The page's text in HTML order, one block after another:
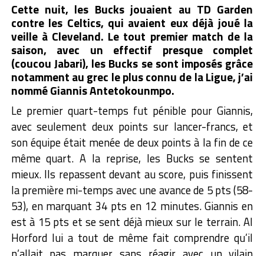
Cette nuit, les Bucks jouaient au TD Garden
contre les Celtics, qui avaient eux déjà joué la
veille à Cleveland. Le tout premier match de la
saison, avec un effectif presque complet
(coucou Jabari), les Bucks se sont imposés grâce
notamment au grec le plus connu de la Ligue, j’ai
nommé Giannis Antetokounmpo.
Le premier quart-temps fut pénible pour Giannis,
avec seulement deux points sur lancer-francs, et
son équipe était menée de deux points à la fin de ce
même quart. A la reprise, les Bucks se sentent
mieux. Ils repassent devant au score, puis finissent
la première mi-temps avec une avance de 5 pts (58-
53), en marquant 34 pts en 12 minutes. Giannis en
est à 15 pts et se sent déjà mieux sur le terrain. Al
Horford lui a tout de même fait comprendre qu’il